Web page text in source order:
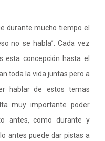
durante mucho tiempo el
no se habla”. Cada vez
esta concepción hasta el
toda la vida juntas pero a
hablar de estos temas
muy importante poder
antes, como durante y
antes puede dar pistas a